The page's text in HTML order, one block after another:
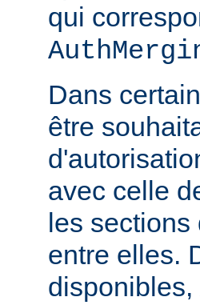
qui
Dans
être
avec celle
les sections
entre elles.
disponibles,